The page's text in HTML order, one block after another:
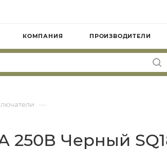
КОМПАНИЯ ПРОИЗВОДИТЕЛИ
—
250В Черный